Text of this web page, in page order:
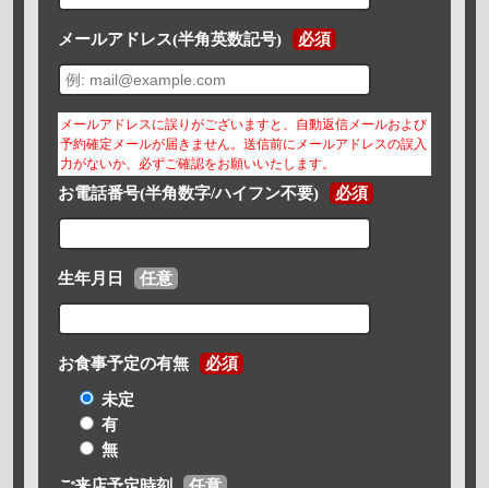
メールアドレス(半角英数記号) 必須
メールアドレスに誤りがございますと、自動返信メールおよび
予約確定メールが届きません。送信前にメールアドレスの誤入
力がないか、必ずご確認をお願いいたします。
お電話番号(半角数字/ハイフン不要) 必須
生年月日 任意
お食事予定の有無 必須
未定
有
無